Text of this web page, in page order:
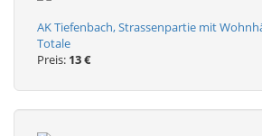
AK Tiefenbach, Strassenpartie mit
Totale
Preis: 13 €